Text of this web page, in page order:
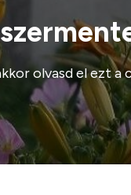
olvasd el ezt